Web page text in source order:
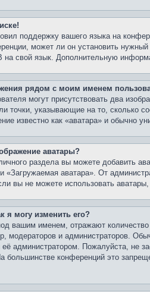
поддержку вашего языка на
может ли он установить
на свой язык. Дополнительную
рядом с моим именем
могут присутствовать два
точки, указывающие на то, сколько
известно как «аватара» и обычно
аватары?
раздела вы можете добавить
«Загружаемая аватара». От
вы не можете использовать
я могу изменить его?
вашим именем, отражают
модераторов и администраторов.
её администратором. Пожалуйста, не
большинстве конференций это